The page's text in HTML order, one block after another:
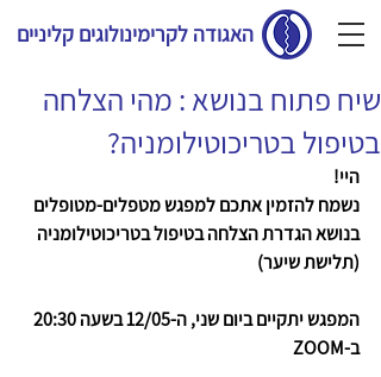
האגודה לקרימינולוגים קליניים
שיח פתוח בנושא : מהי הצלחה
בטיפול בטריכוטילומניה?
היי!
נשמח להזמין אתכם למפגש מטפלים-מטופלים
בנושא הגדרת הצלחה בטיפול בטריכוטילומניה
(תלישת שיער)
ב-ZOOM